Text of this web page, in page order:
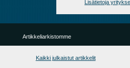
Lisätietoja
Artikkeliarkistomme
Kaikki julkaistut artikkelit